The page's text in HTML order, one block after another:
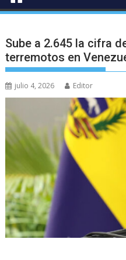
Sube a 2.645 la cifra
terremotos en
julio 4, 2026 Editor